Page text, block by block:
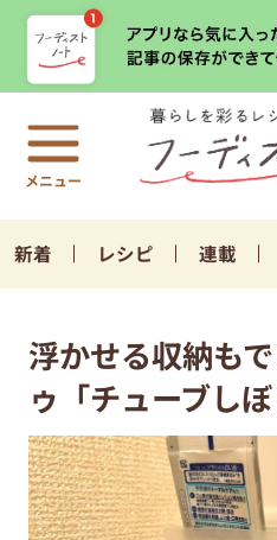
新着 レシピ 連載
浮かせる収納も
ゥ「チューブし